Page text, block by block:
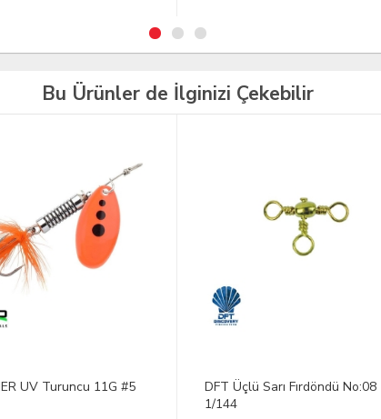
Bu Ürünler de İlginizi Çekebilir
Fırdöndü No:08
DFT 505 Bronze Olta İğnesi
1/1000